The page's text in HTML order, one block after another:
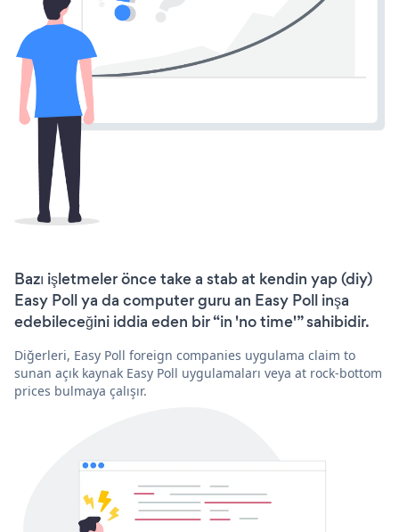
Bazı işletmeler önce take a stab at kendin yap (diy)
Easy Poll ya da computer guru an Easy Poll inşa
edebileceğini iddia eden bir “in 'no time'” sahibidir.
Diğerleri, Easy Poll foreign companies uygulama claim to
sunan açık kaynak Easy Poll uygulamaları veya at rock-bottom
prices bulmaya çalışır.